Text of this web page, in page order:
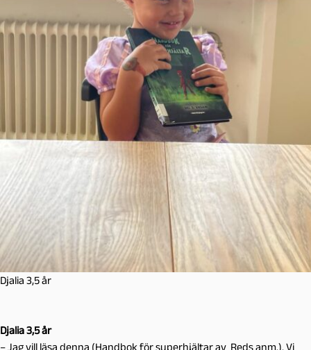
Djalia 3,5 år
– Jag vill läsa denna (Handbok för superhjältar av Reds anm.). Vi
Djalia 3,5 år